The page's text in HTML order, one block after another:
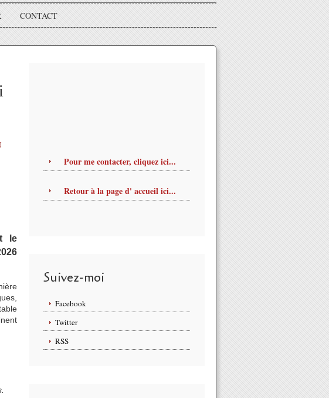
CONTACT
le
Pour me contacter, cliquez ici...
Retour à la page d' accueil ici...
Suivez-moi
Facebook
Twitter
RSS